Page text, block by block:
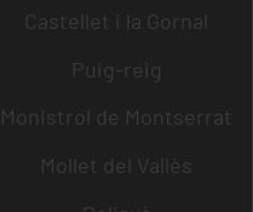
Castellet i la Gornal
Puig-reig
Monistrol de Montserrat
Mollet del Vallès